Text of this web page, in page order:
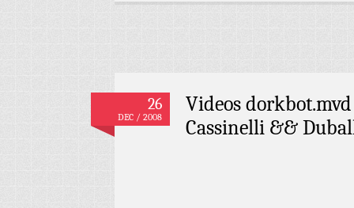
26
DEC / 2008
Videos
Cassinelli &&